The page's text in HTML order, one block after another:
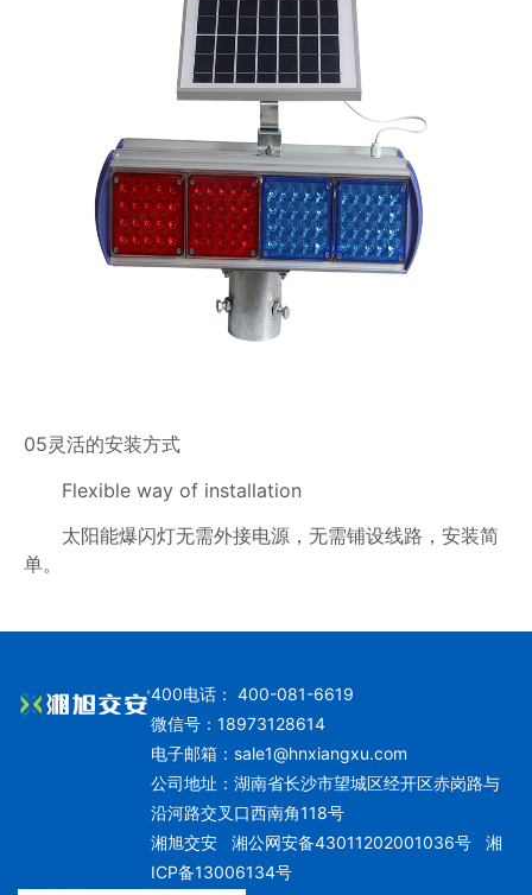
05灵活的安装方式
Flexible way of installation
太阳能爆闪灯无需外接电源，无需铺设线路，安装简
单。
400电话： 400-081-6619
微信号：18973128614
电子邮箱： sale1@hnxiangxu.com
公司地址：湖南省长沙市望城区经开区赤岗路与
沿河路交叉口西南角118号
湘旭交安湘公网安备43011202001036号
湘
ICP备13006134号